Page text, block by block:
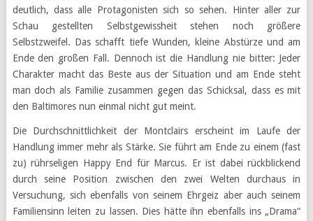
deutlich, dass alle Protagonisten sich so sehen. Hinter aller zur
Schau gestellten Selbstgewissheit stehen noch größere
Selbstzweifel. Das schafft tiefe Wunden, kleine Abstürze und am
Ende den großen Fall. Dennoch ist die Handlung nie bitter: Jeder
Charakter macht das Beste aus der Situation und am Ende steht
man doch als Familie zusammen gegen das Schicksal, dass es mit
den Baltimores nun einmal nicht gut meint.
Die Durchschnittlichkeit der Montclairs erscheint im Laufe der
Handlung immer mehr als Stärke. Sie führt am Ende zu einem (fast
zu) rührseligen Happy End für Marcus. Er ist dabei rückblickend
durch seine Position zwischen den zwei Welten durchaus in
Versuchung, sich ebenfalls von seinem Ehrgeiz aber auch seinem
Familiensinn leiten zu lassen. Dies hätte ihn ebenfalls ins „Drama“